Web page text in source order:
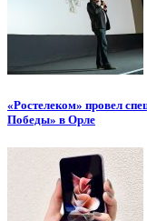
«Ростелеком» провел
Победы» в Орле